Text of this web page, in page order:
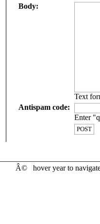
Body:
Text
Antispam code:
Enter
Â© hover year to